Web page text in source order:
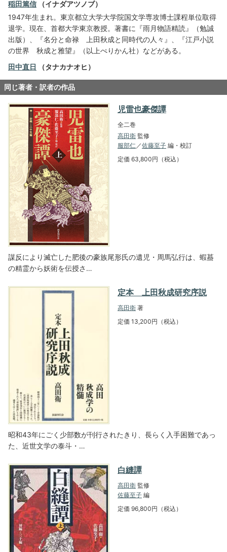
稲田篤信 （イナダアツノブ）
1947年生まれ。東京都立大学大学院国文学専攻博士課程単位取得
退学。現在、首都大学東京教授。著書に『雨月物語精読』（勉誠
出版）、『名分と命禄 上田秋成と同時代の人々』、『江戸小説
の世界 秋成と雅望』（以上ぺりかん社）などがある。
田中直日
（タナカナオヒ）
同じ著者・訳者の作品
児雷也豪傑譚
全二巻
高田衛 監修
服部仁／佐藤至子 編・校訂
定価 63,800円（税込）
謀反により滅亡した肥後の豪族尾形氏の遺児・周馬弘行は、蝦蟇
の精霊から妖術を伝授さ…
定本 上田秋成研究序説
高田衛 著
定価 13,200円（税込）
昭和43年にごく少部数が刊行されたきり、長らく入手困難であっ
た、近世文学の泰斗・…
白縫譚
高田衛 監修
佐藤至子 編
定価 96,800円（税込）